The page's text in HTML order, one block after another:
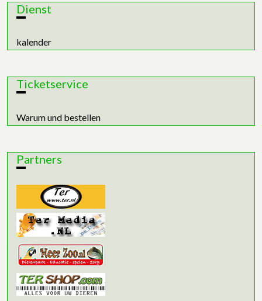
Dienst
kalender
Ticketservice
Warum und bestellen
Partners